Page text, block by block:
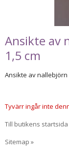
Ansikte av
1,5 cm
Ansikte av nallebjörn
Tyvärr ingår inte
Till butikens startsida
Sitemap »